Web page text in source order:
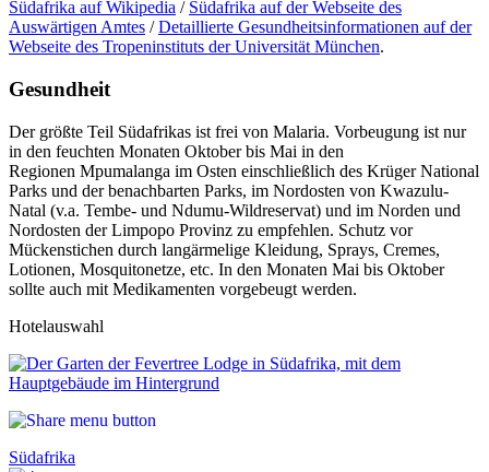
Südafrika auf Wikipedia / Südafrika auf der Webseite des
Auswärtigen Amtes /Detaillierte Gesundheitsinformationen auf der
Webseite des Tropeninstituts der Universität München.
Gesundheit
Der größte Teil Südafrikas ist frei von Malaria. Vorbeugung ist nur
in den feuchten Monaten Oktober bis Mai in den
Regionen Mpumalanga im Osten einschließlich des Krüger National
Parks und der benachbarten Parks, im Nordosten von Kwazulu-
Natal (v.a. Tembe- und Ndumu-Wildreservat) und im Norden und
Nordosten der Limpopo Provinz zu empfehlen. Schutz vor
Mückenstichen durch langärmelige Kleidung, Sprays, Cremes,
Lotionen, Mosquitonetze, etc. In den Monaten Mai bis Oktober
sollte auch mit Medikamenten vorgebeugt werden.
Hotelauswahl
Südafrika